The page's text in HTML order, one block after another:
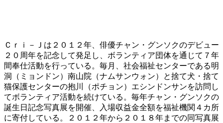
Ｃｒｉ－Ｊは２０１２年、俳優チャン・グンソクのデビュー
２０周年を記念して発足し、ボランティア団体を通じて７年
間奉仕活動を行っている。毎月、社会福祉センターである明
洞（ミョンドン）南山院（ナムサンウォン）と捨て犬・捨て
猫保護センターの抱川（ポチョン）エシンドンサンを訪問し
てボランティア活動を続けている。毎年チャン・グンソクの
誕生日記念写真展を開催、入場収益金全額を福祉機関４カ所
に寄付している。２０１２年から２０１８年までの同写真展